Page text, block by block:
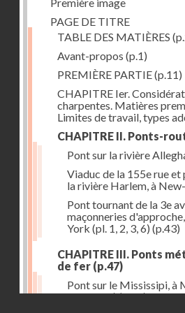
PAGE DE TITRE
TABLE DES MATIÈRES
Avant-propos (p.1)
PREMIÈRE PARTIE(p.11)
CHAPITRE Ier.
charpentes. Matières
Limites de travail, types
CHAPITRE II. Ponts-
Pont sur la rivière
Viaduc de la 155e rue
la rivière Harlem, à
Pont tournant de la 3e
maçonneries
York (pl. 1, 2, 3, 6) (p.43)
CHAPITRE III. Ponts
de fer (p.47)
Pont sur le Mississipi, à
11, 12, 13)(p.47)